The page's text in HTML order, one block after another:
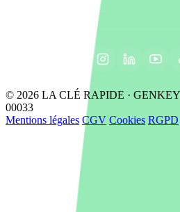
© 2026 LA CLÉ RAPIDE ·
00033
Mentions légales CGV Cookies RGPD